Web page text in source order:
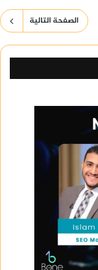
الصفحة التالية